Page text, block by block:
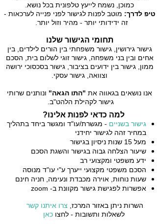
כמוכן, נשמח לייעץ טלפונית בכל נושא.
טיפ לדרך: מוטב לפנות לגישור לפני פנייה לערכאות -
זה ידידותי יותר - מהיר וזול יותר.
תחומי הגישור שלנו
גישור גירושין, גישור משפחתי בין הורים לילדים, בין
אחים ובין בני משפחה,גישור זוגי לשלום בית, הסכם
ממון, גישור בין ידועים בציבור, גישור בסכסוכי ירושה
וצוואה, גישור עסקי.
אנו נושאים בגאווה את "התו הגאה" ונותנים שרותי
גישור לקהילת הלהט"ב.
למה כדאי לפנות אלינו?
גישור בשניים - מגשרת/עו"ד ומגשר ביחד בתהליך
במחיר זהה לגישור יחידני
מעל 15 שנות ניסיון בגישור
שיעור הצלחה גבוה בגישור והשגת הסכם
ידע משפטי ומקצועי רב
הסכם משפטי מקצועי ייערך ע"י עו"ד מנוסה
שעות נוחות, אוירה מכבדת ונעימה, חניה חינם
אפשרות לפגישת גישור מקוונת ב- zoom
השרות ניתן באזור המרכז, צרו איתנו קשר
לשאלות ותשובות - לחצוכאן